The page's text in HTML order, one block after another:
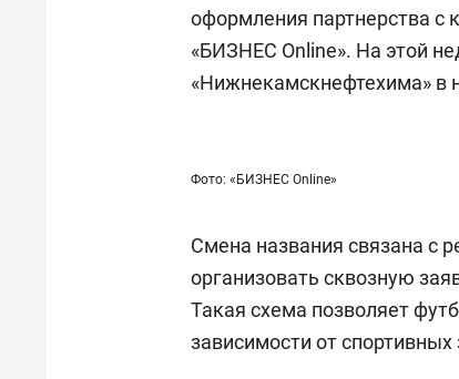
оформления партнерства с
«БИЗНЕС Online». На этой
«Нижнекамскнефтехима»
Фото: «БИЗНЕС Online»
Смена названия связана с
организовать сквозную
Такая схема позволяет
зависимости от спортивных